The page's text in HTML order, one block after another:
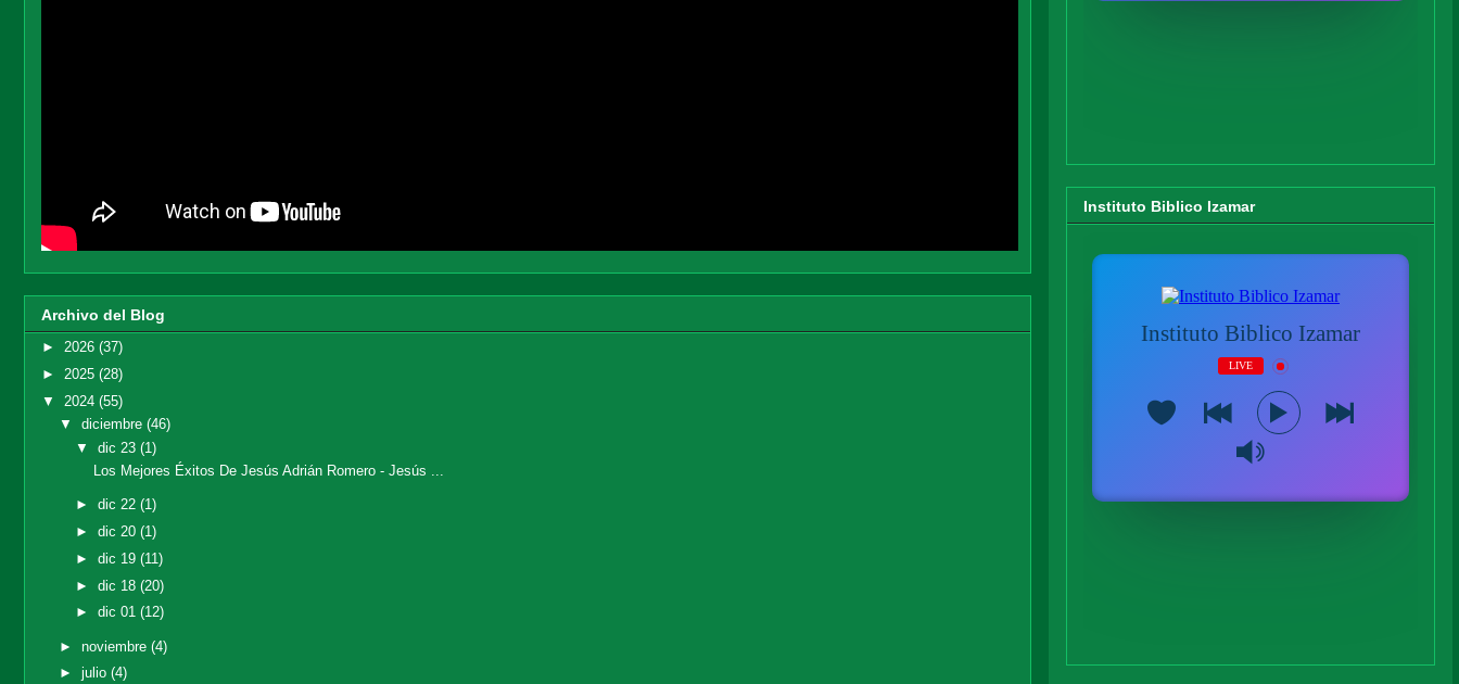
Archivo del Blog
► 2026 (37)
► 2025 (28)
▼ 2024 (55)
▼ diciembre (46)
▼dic 23(1)
Los Mejores Éxitos De Jesús Adrián Romero - Jesús ...
►dic 22(1)
►dic 20(1)
►dic 19(11)
►dic 18(20)
►dic 01(12)
► noviembre (4)
► julio (4)
Instituto Biblico Izamar